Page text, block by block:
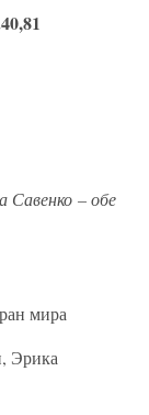
– обе
мира
Эрика